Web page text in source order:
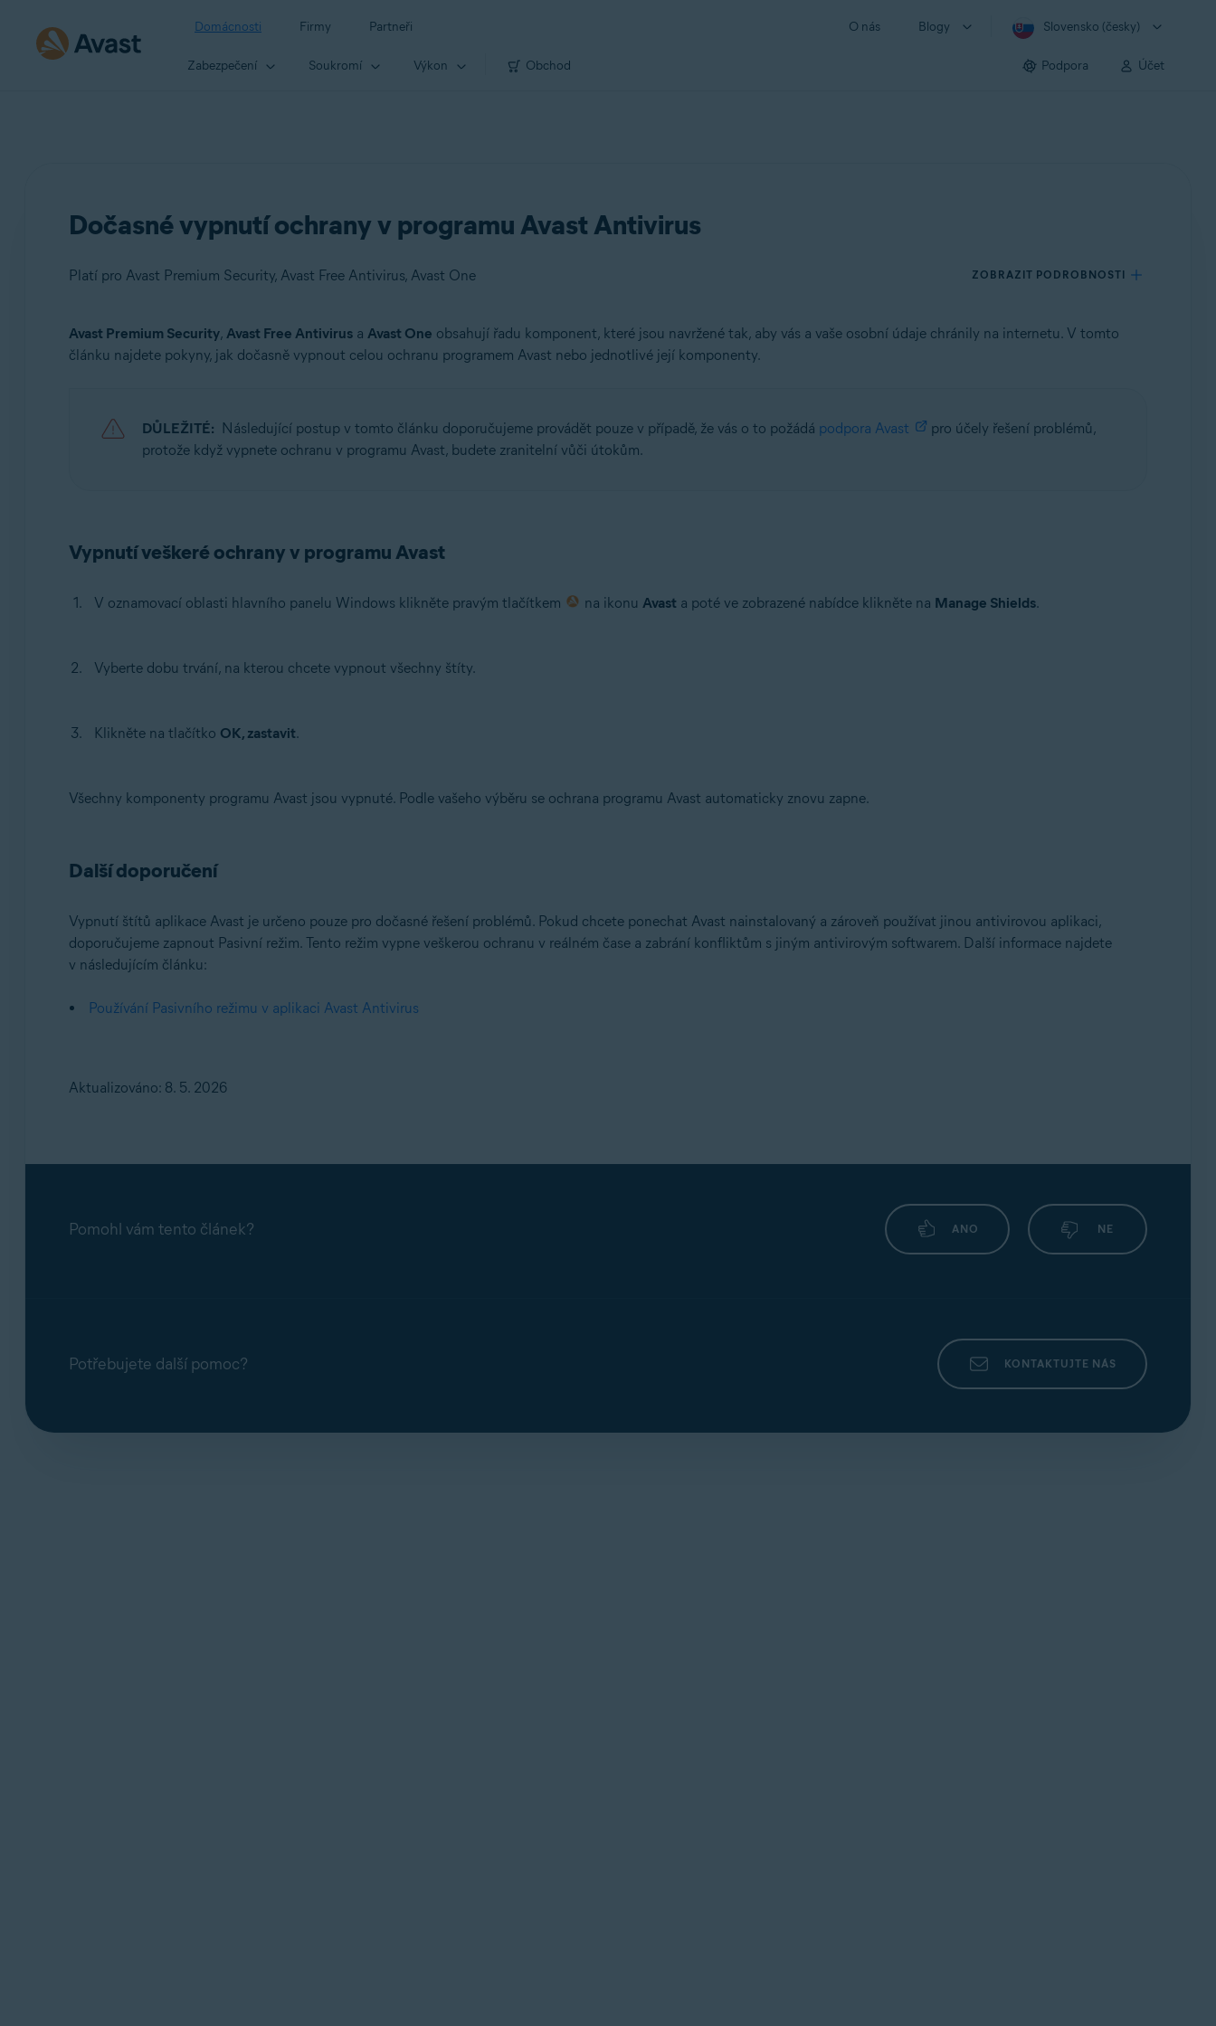
Domácnosti Firmy Partneři O nás Blogy Slovensko (česky)
Zabezpečení Soukromí Výkon Obchod Podpora Účet
Dočasné vypnutí ochrany v programu Avast Antivirus
Platí pro Avast Premium Security, Avast Free Antivirus, Avast One ZOBRAZIT PODROBNOSTI
Produkty:
Avast One
Operační systémy:
Avast Premium Security, Avast Free Antivirusa Avast One obsahují řadu komponent, které jsou navržené tak, aby vás a vaše osobní údaje chránily na internetu. V tomto
článku najdete pokyny, jak dočasně vypnout celou ochranu programem Avast nebo jednotlivé její komponenty.
DŮLEŽITÉ: Následující postup v tomto článku doporučujeme provádět pouze v případě, že vás o to požádá podpora Avast
pro účely řešení problémů,
protože když vypnete ochranu v programu Avast, budete zranitelní vůči útokům.
Vypnutí veškeré ochrany v programu Avast
V oznamovací oblasti hlavního panelu Windows klikněte pravým tlačítkem na ikonuAvast a poté ve zobrazené nabídce klikněte na Manage Shields.
Vyberte dobu trvání, na kterou chcete vypnout všechny štíty.
Klikněte na tlačítko OK, zastavit.
Všechny komponenty programu Avast jsou vypnuté. Podle vašeho výběru se ochrana programu Avast automaticky znovu zapne.
Další doporučení
Vypnutí štítů aplikace Avast je určeno pouze pro dočasné řešení problémů. Pokud chcete ponechat Avast nainstalovaný a zároveň používat jinou antivirovou aplikaci,
doporučujeme zapnout Pasivní režim. Tento režim vypne veškerou ochranu v reálném čase a zabrání konfliktům s jiným antivirovým softwarem. Další informace najdete
v následujícím článku:
Používání Pasivního režimu v aplikaci Avast Antivirus
Aktualizováno: 8. 5. 2026
Pomohl vám tento článek? ANO NE
Potřebujete další pomoc? KONTAKTUJTE NÁS